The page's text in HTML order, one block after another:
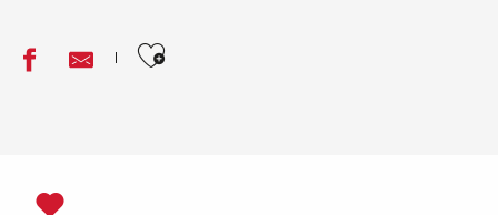
Ajouter aux favoris